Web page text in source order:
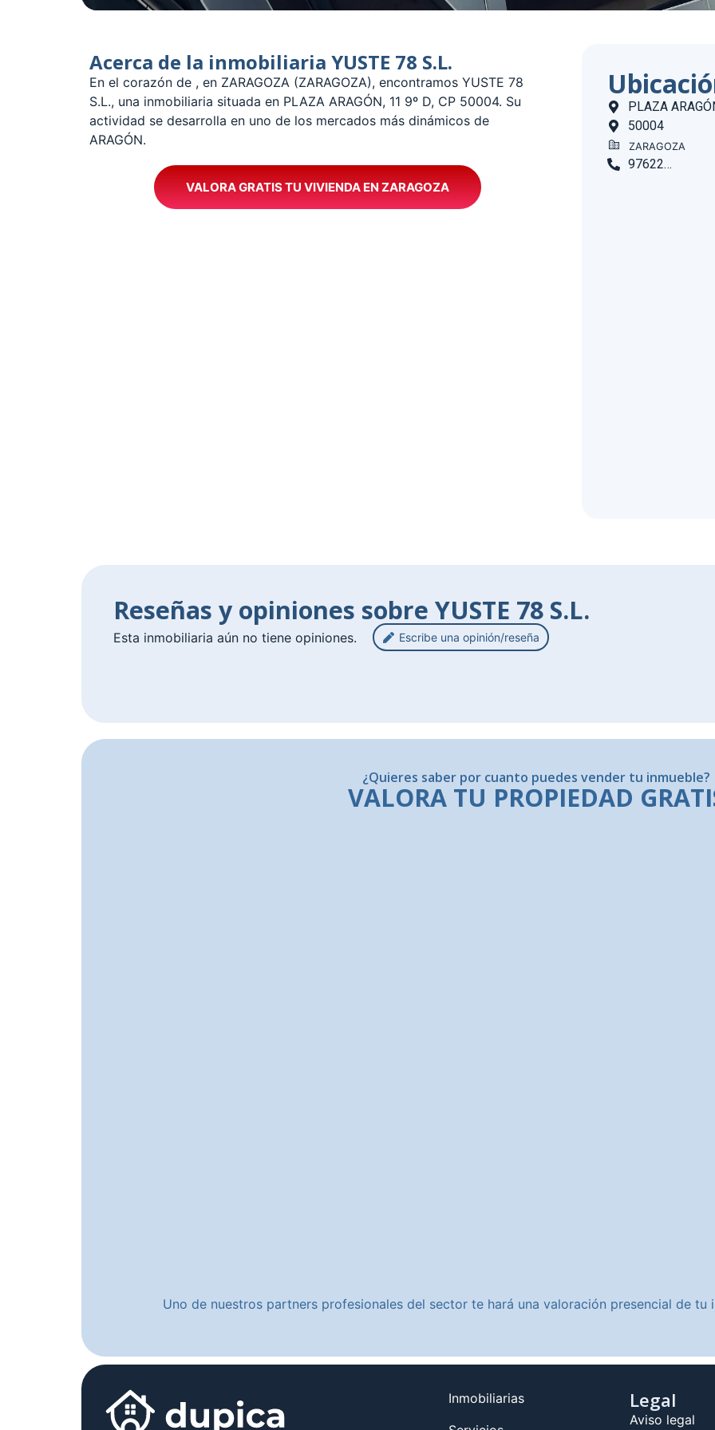
Acerca de la inmobiliaria YUSTE 78 S.L.
En el corazón de , en ZARAGOZA (ZARAGOZA), encontramos YUSTE 78
S.L., una inmobiliaria situada en PLAZA ARAGÓN, 11 9º D, CP 50004. Su
actividad se desarrolla en uno de los mercados más dinámicos de
ARAGÓN.
VALORA GRATIS TU VIVIENDA EN ZARAGOZA
PLAZA
50004
ZARAGOZA
976226882
Reseñas y opiniones sobre YUSTE 78 S.L.
Esta inmobiliaria aún no tiene opiniones. Escribe una opinión/reseña
¿Quieres saber por cuanto puedes vender tu inmueble?
VALORA TU PROPIEDAD
Uno de nuestros partners profesionales del sector te hará una valoración presencial de tu
Inmobiliarias
Legal
Aviso legal